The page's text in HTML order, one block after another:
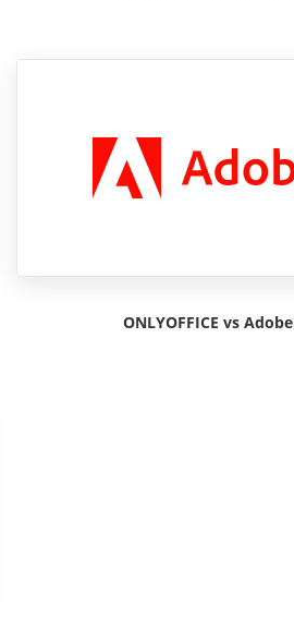
ONLYOFFICE vs Adobe